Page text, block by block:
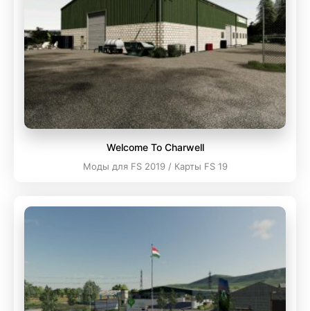
Welcome To Charwell
Моды для FS 2019 / Карты FS 19